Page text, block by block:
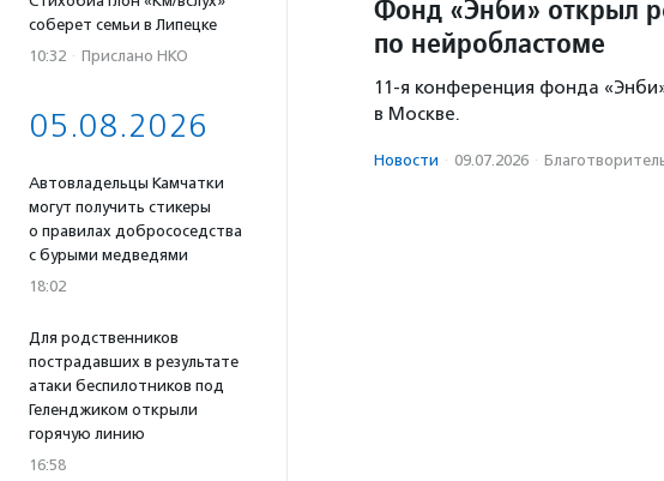
соберет семьи в Липецке
10:32 · Прислано НКО
05.08.2026
Автовладельцы Камчатки
могут получить стикеры
о правилах добрососедства
с бурыми медведями
18:02
Для родственников
пострадавших в результате
атаки беспилотников под
Геленджиком открыли
горячую линию
16:58
Фонд «Энби» открыл
по нейробластоме
11-я конференция фонда
в Москве.
Новости · 09.07.2026 ·